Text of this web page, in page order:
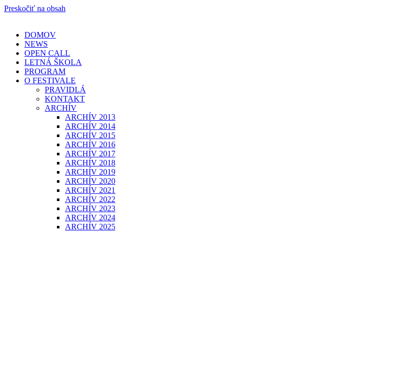
Preskočiť na obsah
DOMOV
NEWS
OPEN CALL
LETNÁ ŠKOLA
PROGRAM
O FESTIVALE
PRAVIDLÁ
KONTAKT
ARCHÍV
ARCHÍV 2013
ARCHÍV 2014
ARCHÍV 2015
ARCHÍV 2016
ARCHÍV 2017
ARCHÍV 2018
ARCHÍV 2019
ARCHÍV 2020
ARCHÍV 2021
ARCHÍV 2022
ARCHÍV 2023
ARCHÍV 2024
ARCHÍV 2025